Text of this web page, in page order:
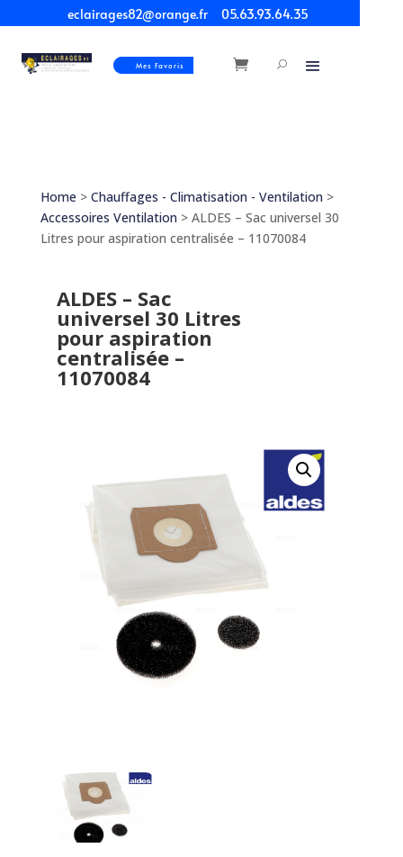
eclairages82@orange.fr 05.63.93.64.35
Mes Favoris
Home > Chauffages - Climatisation - Ventilation>
Accessoires Ventilation> ALDES – Sac universel 30
Litres pour aspiration centralisée – 11070084
ALDES – Sac
universel 30 Litres
pour aspiration
centralisée –
11070084